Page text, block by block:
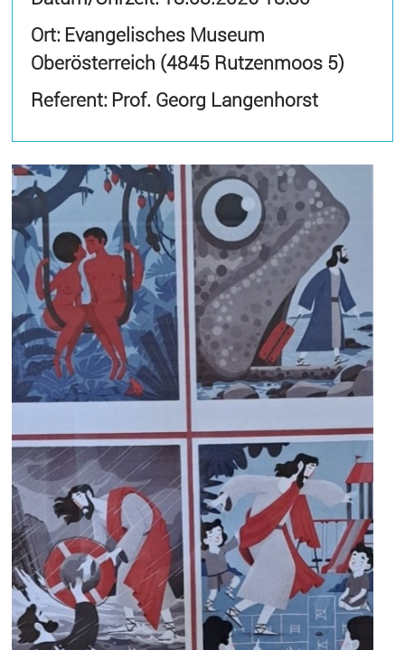
Ort: Evangelisches Museum
Oberösterreich (4845 Rutzenmoos 5)
Referent: Prof. Georg Langenhorst